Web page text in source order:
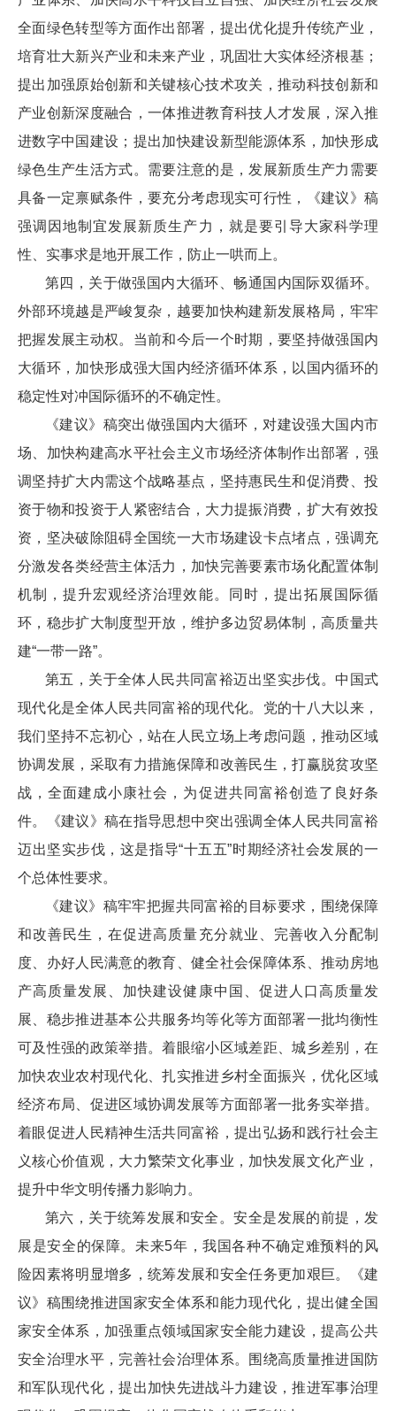
全面绿色转型等方面作出部署，提出优化提升传统产业，
培育壮大新兴产业和未来产业，巩固壮大实体经济根基；
提出加强原始创新和关键核心技术攻关，推动科技创新和
产业创新深度融合，一体推进教育科技人才发展，深入推
进数字中国建设；提出加快建设新型能源体系，加快形成
绿色生产生活方式。需要注意的是，发展新质生产力需要
具备一定禀赋条件，要充分考虑现实可行性，《建议》稿
强调因地制宜发展新质生产力，就是要引导大家科学理
性、实事求是地开展工作，防止一哄而上。
第四，关于做强国内大循环、畅通国内国际双循环。
外部环境越是严峻复杂，越要加快构建新发展格局，牢牢
把握发展主动权。当前和今后一个时期，要坚持做强国内
大循环，加快形成强大国内经济循环体系，以国内循环的
稳定性对冲国际循环的不确定性。
《建议》稿突出做强国内大循环，对建设强大国内市
场、加快构建高水平社会主义市场经济体制作出部署，强
调坚持扩大内需这个战略基点，坚持惠民生和促消费、投
资于物和投资于人紧密结合，大力提振消费，扩大有效投
资，坚决破除阻碍全国统一大市场建设卡点堵点，强调充
分激发各类经营主体活力，加快完善要素市场化配置体制
机制，提升宏观经济治理效能。同时，提出拓展国际循
环，稳步扩大制度型开放，维护多边贸易体制，高质量共
建“一带一路”。
第五，关于全体人民共同富裕迈出坚实步伐。中国式
现代化是全体人民共同富裕的现代化。党的十八大以来，
我们坚持不忘初心，站在人民立场上考虑问题，推动区域
协调发展，采取有力措施保障和改善民生，打赢脱贫攻坚
战，全面建成小康社会，为促进共同富裕创造了良好条
件。《建议》稿在指导思想中突出强调全体人民共同富裕
迈出坚实步伐，这是指导“十五五”时期经济社会发展的一
个总体性要求。
《建议》稿牢牢把握共同富裕的目标要求，围绕保障
和改善民生，在促进高质量充分就业、完善收入分配制
度、办好人民满意的教育、健全社会保障体系、推动房地
产高质量发展、加快建设健康中国、促进人口高质量发
展、稳步推进基本公共服务均等化等方面部署一批均衡性
可及性强的政策举措。着眼缩小区域差距、城乡差别，在
加快农业农村现代化、扎实推进乡村全面振兴，优化区域
经济布局、促进区域协调发展等方面部署一批务实举措。
着眼促进人民精神生活共同富裕，提出弘扬和践行社会主
义核心价值观，大力繁荣文化事业，加快发展文化产业，
提升中华文明传播力影响力。
第六，关于统筹发展和安全。安全是发展的前提，发
展是安全的保障。未来5年，我国各种不确定难预料的风
险因素将明显增多，统筹发展和安全任务更加艰巨。《建
议》稿围绕推进国家安全体系和能力现代化，提出健全国
家安全体系，加强重点领域国家安全能力建设，提高公共
安全治理水平，完善社会治理体系。围绕高质量推进国防
和军队现代化，提出加快先进战斗力建设，推进军事治理